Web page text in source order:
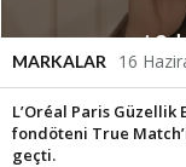
16
MARKALAR 16
L’Oréal Paris Güzellik
fondöteni True
geçti.